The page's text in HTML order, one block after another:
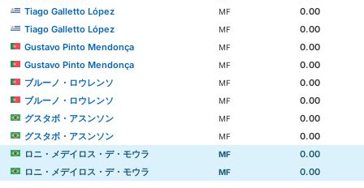
Tiago Galletto López
MF
0.00
Tiago Galletto López
MF
0.00
Gustavo Pinto Mendonça
MF
0.00
Gustavo Pinto Mendonça
MF
0.00
ブルーノ・ロウレンソ
MF
0.00
ブルーノ・ロウレンソ
MF
0.00
グスタボ・アスンソン
MF
0.00
グスタボ・アスンソン
MF
0.00
ロニ・メデイロス・デ・モウラ
MF
0.00
ロニ・メデイロス・デ・モウラ
MF 0.00